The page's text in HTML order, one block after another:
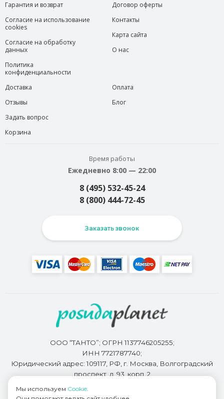
Гарантия и возврат
Согласие на использование
cookies
Согласие на обработку
данных
Политика
конфиденциальности
Договор оферты
Контакты
Карта сайта
О нас
Доставка
Отзывы
Задать вопрос
Корзина
Оплата
Блог
Время работы
Ежедневно 8:00 — 22:00
8 (495) 532-45-24
8 (800) 444-72-45
Заказать звонок
ООО “ТАНТО”; ОГРН 1137746205255;
ИНН 7721787740;
Юридический адрес: 109117, РФ, г. Москва, Волгоградский
проспект, д. 93, корп. 2
Мы используем Cookie.